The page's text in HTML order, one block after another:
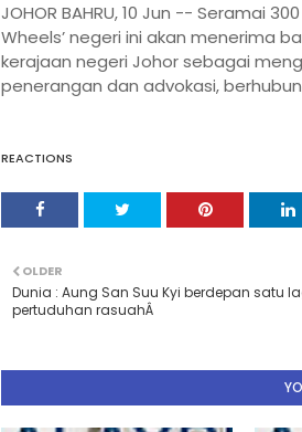
JOHOR BAHRU, 10 Jun -- Seramai
Wheels’ negeri ini akan menerima
kerajaan negeri Johor sebagai
penerangan dan advokasi,
REACTIONS
OLDER
Dunia : Aung San Suu Kyi berdepan satu
pertuduhan rasuahÂ